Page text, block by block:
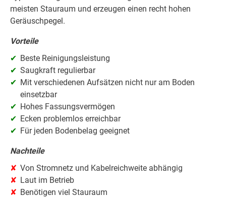
meisten Stauraum und erzeugen einen recht hohen
Geräuschpegel.
Vorteile
Beste Reinigungsleistung
Saugkraft regulierbar
Mit verschiedenen Aufsätzen nicht nur am Boden
einsetzbar
Hohes Fassungsvermögen
Ecken problemlos erreichbar
Für jeden Bodenbelag geeignet
Nachteile
Von Stromnetz und Kabelreichweite abhängig
Laut im Betrieb
Benötigen viel Stauraum